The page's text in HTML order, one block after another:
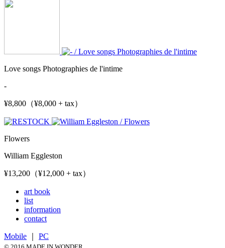
Love songs Photographies de l'intime
-
¥8,800（¥8,000 + tax）
Flowers
William Eggleston
¥13,200（¥12,000 + tax）
art book
list
information
contact
Mobile PC